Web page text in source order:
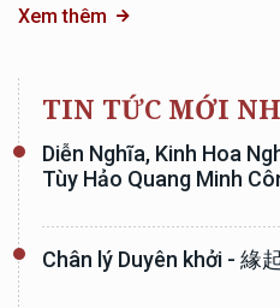
Xem thêm
TIN TỨC MỚI
Diễn Nghĩa, Kinh Hoa
Tùy Hảo Quang Minh
Chân lý Duyên khởi - 緣